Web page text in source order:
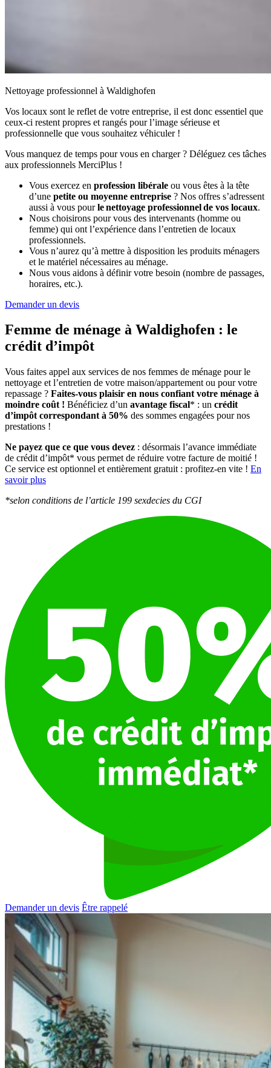
Nettoyage professionnel à Waldighofen
Vos locaux sont le reflet de votre entreprise, il est donc essentiel que
ceux-ci restent propres et rangés pour l’image sérieuse et
professionnelle que vous souhaitez véhiculer !
Vous manquez de temps pour vous en charger ? Déléguez ces tâches
aux professionnels MerciPlus !
Vous exercez en profession libérale ou vous êtes à la tête
d’une petite ou moyenne entreprise ? Nos offres s’adressent
aussi à vous pourle nettoyage professionnel de vos locaux.
Nous choisirons pour vous des intervenants (homme ou
femme) qui ont l’expérience dans l’entretien de locaux
professionnels.
Vous n’aurez qu’à mettre à disposition les produits ménagers
et le matériel nécessaires au ménage.
Nous vous aidons à définir votre besoin (nombre de passages,
horaires, etc.).
Demander un devis
Femme de ménage à Waldighofen : le
crédit d’impôt
Vous faites appel aux services de nos femmes de ménage pour le
nettoyage et l’entretien de votre maison/appartement ou pour votre
repassage ? Faites-vous plaisir en nous confiant votre ménage à
moindre coût ! Bénéficiez d’un avantage fiscal* : un crédit
d’impôt correspondant à 50% des sommes engagées pour nos
prestations !
Ne payez que ce que vous devez : désormais l’avance immédiate
de crédit d’impôt* vous permet de réduire votre facture de moitié !
Ce service est optionnel et entièrement gratuit : profitez-en vite ! En
savoir plus
*selon conditions de l’article 199 sexdecies du CGI
Demander un devis Être rappelé